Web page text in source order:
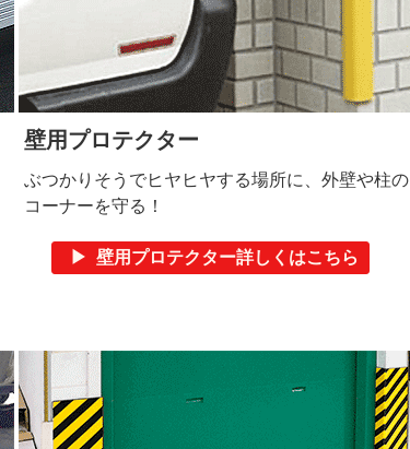
壁用プロテクター
ぶつかりそうでヒヤヒヤする場所に、外壁や柱の
コーナーを守る！
▶ 壁用プロテクター詳しくはこちら